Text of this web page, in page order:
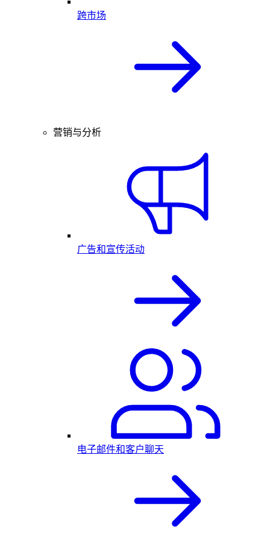
跨市场
营销与分析
广告和宣传活动
电子邮件和客户聊天